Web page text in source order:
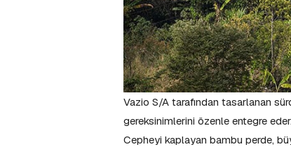
Vazio S/A tarafından tasarlanan
gereksinimlerini özenle entegre
Cepheyi kaplayan bambu perde,